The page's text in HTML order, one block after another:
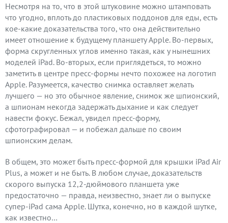
Несмотря на то, что в этой штуковине можно штамповать
что угодно, вплоть до пластиковых поддонов для еды, есть
кое-какие доказательства того, что она действительно
имеет отношение к будущему планшету Apple. Во-первых,
форма скругленных углов именно такая, как у нынешних
моделей iPad. Во-вторых, если приглядеться, то можно
заметить в центре пресс-формы нечто похожее на логотип
Apple. Разумеется, качество снимка оставляет желать
лучшего — но это обычное явление, снимок же шпионский,
а шпионам некогда задержать дыхание и как следует
навести фокус. Бежал, увидел пресс-форму,
сфотографировал — и побежал дальше по своим
шпионским делам.
В общем, это может быть пресс-формой для крышки iPad Air
Plus, а может и не быть. В любом случае, доказательств
скорого выпуска 12,2-дюймового планшета уже
предостаточно — правда, неизвестно, знает ли о выпуске
супер-iPad сама Apple. Шутка, конечно, но в каждой шутке,
как известно…